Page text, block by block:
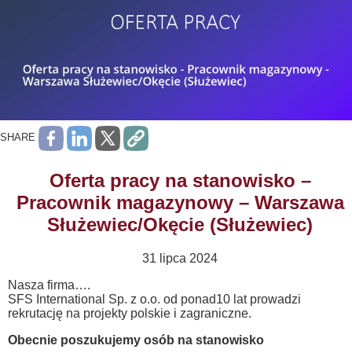
SHARE
Oferta pracy na stanowisko –
Pracownik magazynowy – Warszawa
Służewiec/Okęcie (Służewiec)
31 lipca 2024
Nasza firma….
SFS International Sp. z o.o. od ponad10 lat prowadzi
rekrutację na projekty polskie i zagraniczne.
Obecnie poszukujemy osób na stanowisko